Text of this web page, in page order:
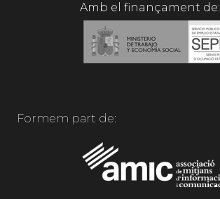
Amb el finançament de:
Formem part de: